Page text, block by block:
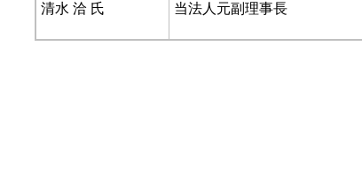
清水 洽 氏 当法人元副理事長